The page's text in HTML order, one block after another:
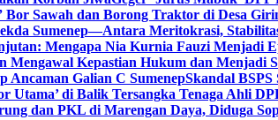
Bor Sawah dan Borong Traktor di Desa
Sumenep—Antara Meritokrasi,
Mengapa Nia Kurnia Fauzi Menjadi
Mengawal Kepastian Hukum dan Menjadi
Ancaman Galian C SumenepSkandal
Utama’ di Balik Tersangka Tenaga Ahli
dan PKL di Marengan Daya, Diduga